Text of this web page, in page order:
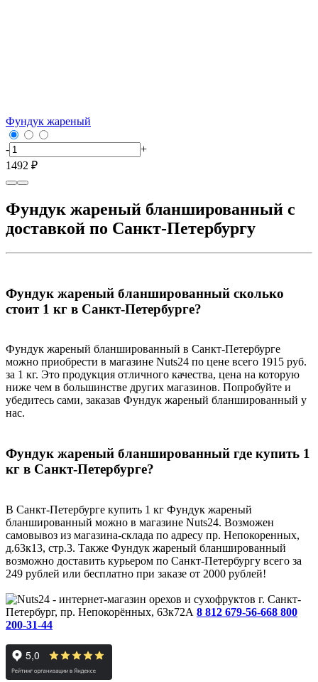
Фундук жареный
-
+
1492 ₽
Фундук жареный бланшированный с
доставкой по Санкт-Петербургу
Фундук жареный бланшированный сколько
стоит 1 кг в Санкт-Петербурге?
Фундук жареный бланшированный в Санкт-Петербурге
можно приобрести в магазине Nuts24 по цене всего 1915 руб.
за 1 кг. Это продукция отличного качества, цена на которую
ниже чем в большинстве других магазинов. Попробуйте и
убедитесь сами, заказав Фундук жареный бланшированный у
нас.
Фундук жареный бланшированный где купить 1
кг в Санкт-Петербурге?
В Санкт-Петербурге купить 1 кг Фундук жареный
бланшированный можно в магазине Nuts24. Возможен
самовывоз из магазина-склада по адресу пр. Непокоренных,
д.63к13, стр.3. Также Фундук жареный бланшированный
возможно доставить курьером по Санкт-Петербургу всего за
249 рублей или бесплатно при заказе от 2000 рублей!
г. Санкт-
Петербург, пр. Непокорённых, 63к72А 8 812 679-56-668 800
200-31-44